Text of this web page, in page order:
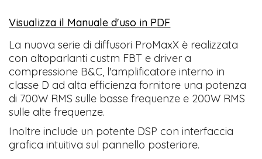
Visualizza il Manuale d'uso in PDF
La nuova serie di diffusori ProMaxX è realizzata
con altoparlanti custm FBT e driver a
compressione B&C, l'amplificatore interno in
classe D ad alta efficienza fornitore una potenza
di 700W RMS sulle basse frequenze e 200W RMS
sulle alte frequenze.
Inoltre include un potente DSP con interfaccia
grafica intuitiva sul pannello posteriore.